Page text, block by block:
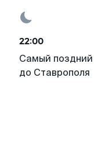
22:00
Самый поздний
до Ставрополя